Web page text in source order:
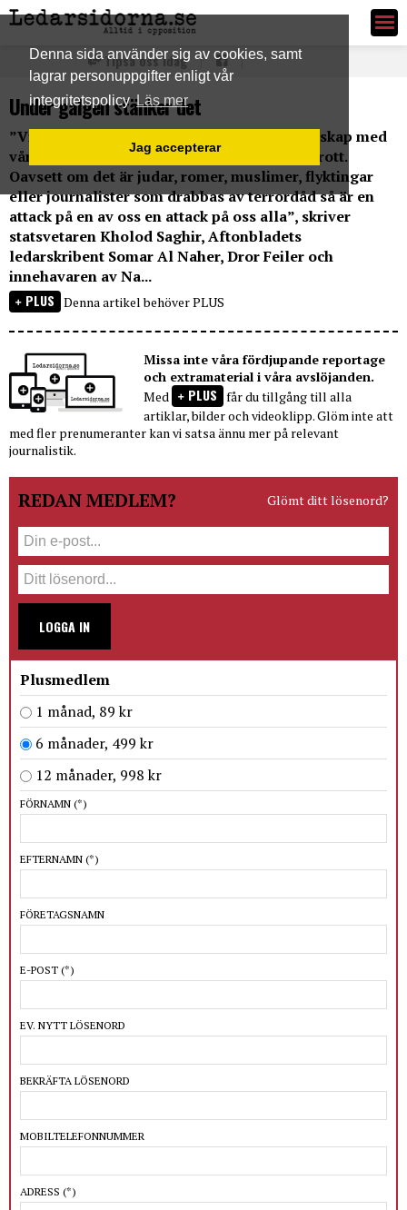
Denna sida använder sig av cookies, samt
lagrar personuppgifter enligt vår
integritetspolicyLäs mer
Jag accepterar
Ledarsidorna.se
Tipsa oss idag
Under galgen stänker det
”Vi känner en stark samhörighet och gemenskap med
våra medmänniskor som nu utsätts för hatbrott.
Oavsett om det är judar, romer, muslimer, flyktingar
eller journalister som drabbas av terrordåd så är en
attack på en av oss en attack på oss alla”, skriver
statsvetaren Kholod Saghir, Aftonbladets
ledarskribent Somar Al Naher, Dror Feiler och
innehavaren av Na...
PLUS Denna artikel behöver PLUS
Missa inte våra fördjupande reportage
och extramaterial i våra avslöjanden.
Med
PLUS får du tillgång till alla
artiklar, bilder och videoklipp. Glöm inte att
med fler prenumeranter kan vi satsa ännu mer på relevant
journalistik.
REDAN MEDLEM? Glömt ditt lösenord?
LOGGA IN
Plusmedlem
1 månad, 89 kr
6 månader, 499 kr
12 månader, 998 kr
FÖRNAMN (*)
EFTERNAMN (*)
FÖRETAGSNAMN
E-POST (*)
EV. NYTT LÖSENORD
BEKRÄFTA LÖSENORD
MOBILTELEFONNUMMER
ADRESS (*)